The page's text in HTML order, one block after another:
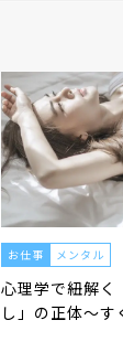
お仕事 メンタル
心理学で紐解く
し」の正体〜